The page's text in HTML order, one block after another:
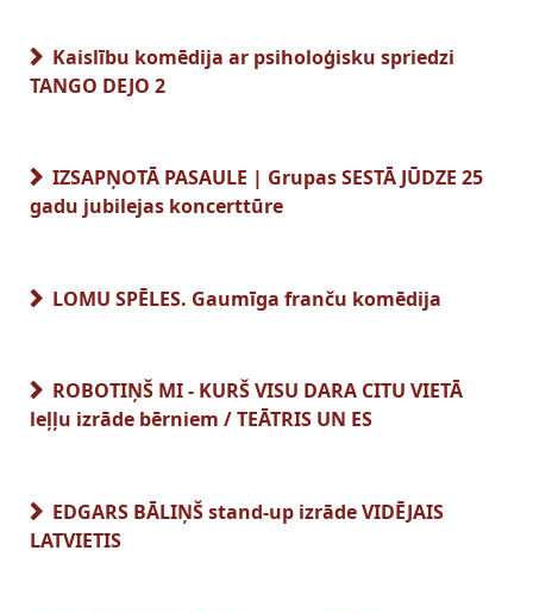
Kaislību komēdija ar psiholoģisku spriedzi
TANGO DEJO 2
IZSAPŅOTĀ PASAULE | Grupas SESTĀ JŪDZE 25
gadu jubilejas koncerttūre
LOMU SPĒLES. Gaumīga franču komēdija
ROBOTIŅŠ MI - KURŠ VISU DARA CITU VIETĀ
leļļu izrāde bērniem / TEĀTRIS UN ES
EDGARS BĀLIŅŠ stand-up izrāde VIDĒJAIS
LATVIETIS